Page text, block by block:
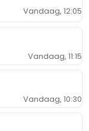
Vandaag, 12:05
Vandaag, 11:15
Vandaag, 10:30